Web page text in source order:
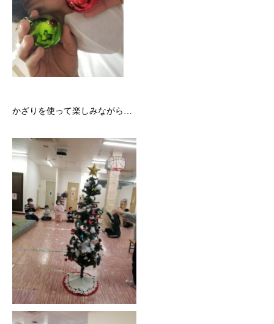
かざりを使って楽しみながら…